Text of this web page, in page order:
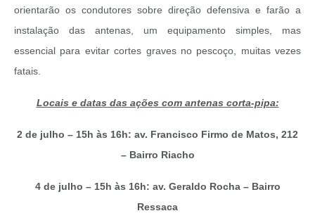
orientarão os condutores sobre direção defensiva e farão a
instalação das antenas, um equipamento simples, mas
essencial para evitar cortes graves no pescoço, muitas vezes
fatais.
Locais e datas das ações com antenas corta-pipa:
2 de julho – 15h às 16h: av. Francisco Firmo de Matos, 212
– Bairro Riacho
4 de julho – 15h às 16h: av. Geraldo Rocha – Bairro
Ressaca